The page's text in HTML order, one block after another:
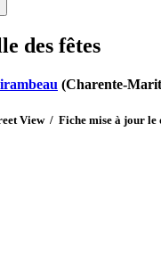
des fêtes
(Charente-
View / Fiche mise à jour le